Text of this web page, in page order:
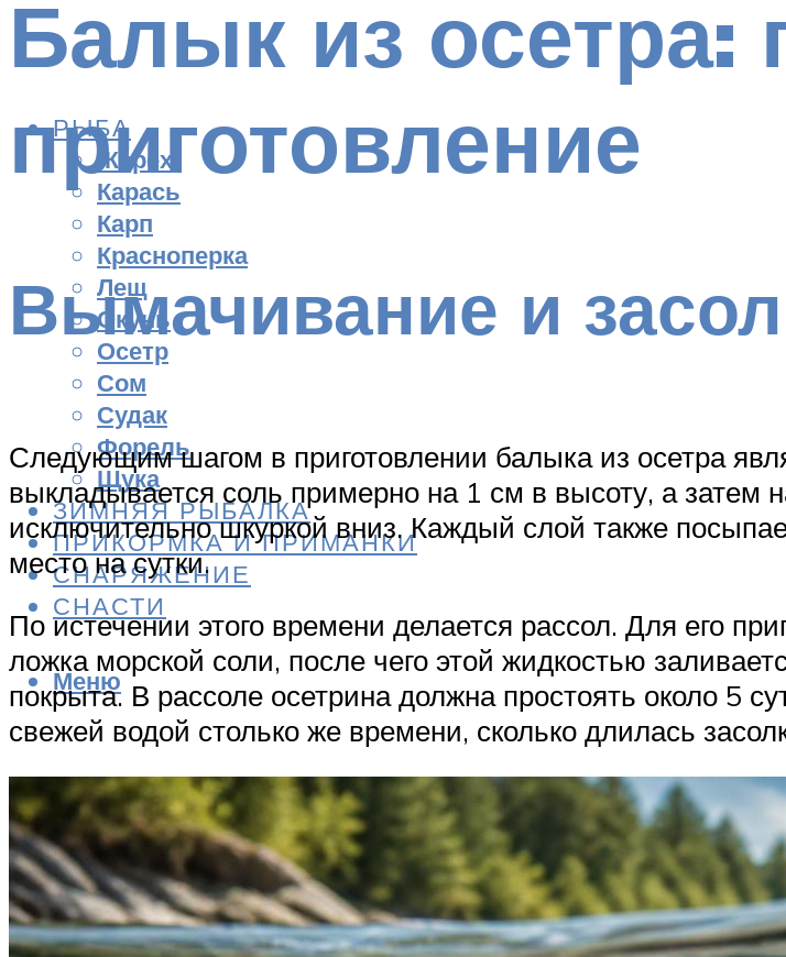
РЫБА
Жерех
Карась
Карп
Красноперка
Лещ
Окунь
Осетр
Сом
Судак
Форель
Щука
ЗИМНЯЯ РЫБАЛКА
ПРИКОРМКА И ПРИМАНКИ
СНАРЯЖЕНИЕ
СНАСТИ
Меню
Балык из осетра:
приготовление
Вымачивание и
Следующим шагом в приготовлении балыка из осетра
выкладывается соль примерно на 1 см в высоту, а затем
исключительно шкуркой вниз. Каждый слой также
место на сутки.
По истечении этого времени делается рассол. Для его
ложка морской соли, после чего этой жидкостью
покрыта. В рассоле осетрина должна простоять около 5
свежей водой столько же времени, сколько длилась